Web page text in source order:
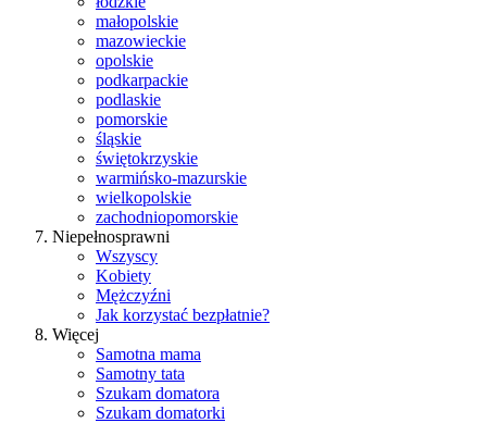
małopolskie
mazowieckie
opolskie
podkarpackie
podlaskie
pomorskie
śląskie
świętokrzyskie
warmińsko-mazurskie
wielkopolskie
zachodniopomorskie
Niepełnosprawni
Wszyscy
Kobiety
Mężczyźni
Jak korzystać bezpłatnie?
Więcej
Samotna mama
Samotny tata
Szukam domatora
Szukam domatorki